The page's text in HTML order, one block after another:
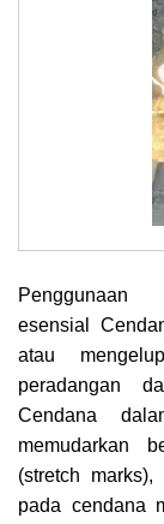
esensial
atau
peradangan
Cendana
memudarkan
(stretch
pada cendana